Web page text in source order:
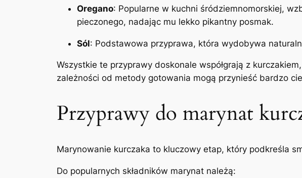
Oregano: Popularne w kuchni śródziemnomorskiej,
pieczonego, nadając mu lekko pikantny posmak.
Sól: Podstawowa przyprawa, która wydobywa
Wszystkie te przyprawy doskonale współgrają z
zależności od metody gotowania mogą przynieść bardzo
Przyprawy do marynat
Marynowanie kurczaka to kluczowy etap, który podkreśla
Do popularnych składników marynat należą: